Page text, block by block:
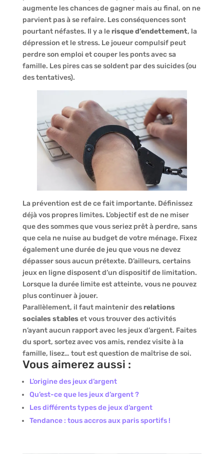
augmente les chances de gagner mais au final, on ne
parvient pas à se refaire. Les conséquences sont
pourtant néfastes. Il y a lerisque d’endettement, la
dépression et le stress. Le joueur compulsif peut
perdre son emploi et couper les ponts avec sa
famille. Les pires cas se soldent par des suicides (ou
des tentatives).
La prévention est de ce fait importante. Définissez
déjà vos propres limites. L’objectif est de ne miser
que des sommes que vous seriez prêt à perdre, sans
que cela ne nuise au budget de votre ménage. Fixez
également une durée de jeu que vous ne devez
dépasser sous aucun prétexte. D’ailleurs, certains
jeux en ligne disposent d’un dispositif de limitation.
Lorsque la durée limite est atteinte, vous ne pouvez
plus continuer à jouer.
Parallèlement, il faut maintenir desrelations
sociales stableset vous trouver des activités
n’ayant aucun rapport avec les jeux d’argent. Faites
du sport, sortez avec vos amis, rendez visite à la
famille, lisez… tout est question de maîtrise de soi.
Vous aimerez aussi :
L’origine des jeux d’argent
Qu’est-ce que les jeux d’argent ?
Les différents types de jeux d’argent
Tendance : tous accros aux paris sportifs !